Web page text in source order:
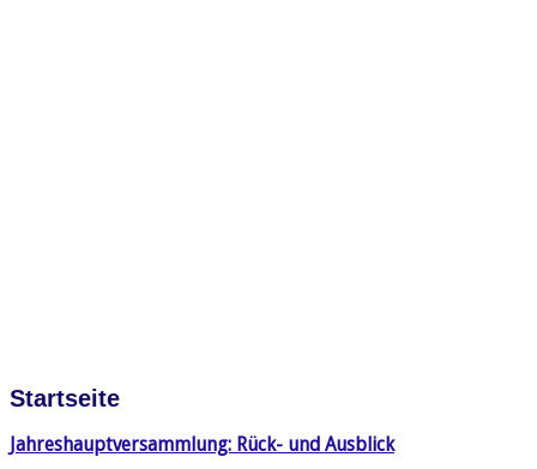
Startseite
Jahreshauptversammlung: Rück- und Ausblick